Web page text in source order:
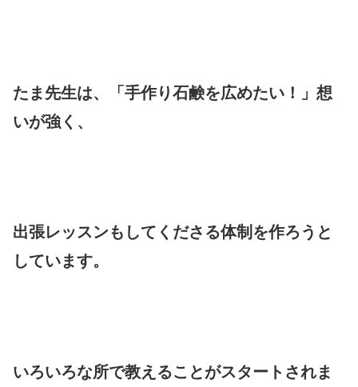
たま先生は、「手作り石鹸を広めたい！」想
いが強く、
出張レッスンもしてくださる体制を作ろうと
しています。
いろいろな所で教えることがスタートされま